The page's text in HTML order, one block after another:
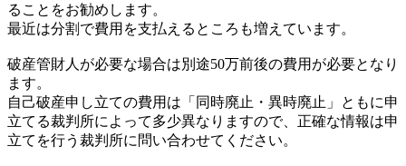
ることをお勧めします。
最近は分割で費用を支払えるところも増えています。
破産管財人が必要な場合は別途50万前後の費用が必要となり
ます。
自己破産申し立ての費用は「同時廃止・異時廃止」ともに申
立てる裁判所によって多少異なりますので、正確な情報は申
立てを行う裁判所に問い合わせてください。